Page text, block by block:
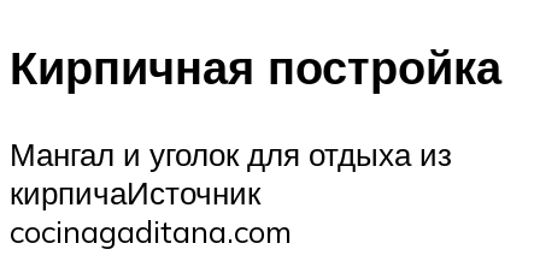
Кирпичная постройка
Мангал и уголок для отдыха из
кирпичаИсточник
cocinagaditana.com